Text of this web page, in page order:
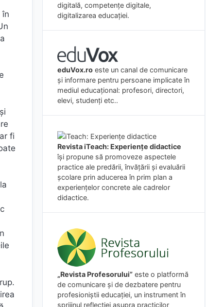
în
fi
digitală, competențe digitale,
digitalizarea educației.
eduVox.ro este un canal de comunicare
și informare pentru persoane implicate în
mediul educațional: profesori, directori,
elevi, studenți etc..
Revista iTeach: Experienţe didactice
îşi propune să promoveze aspectele
practice ale predării, învăţării şi evaluării
şcolare prin aducerea în prim plan a
experienţelor concrete ale cadrelor
didactice.
„Revista Profesorului” este o platformă
de comunicare și de dezbatere pentru
profesioniștii educației, un instrument în
sprijinul reflecției asupra practicilor